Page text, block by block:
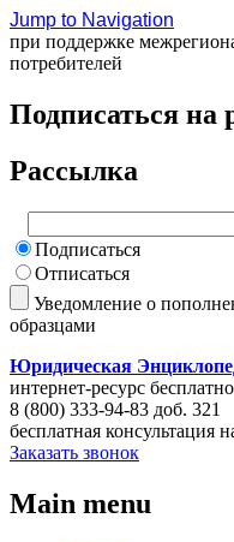
Jump to Navigation
при поддержке
потребителей
Подписаться на
Рассылка
Подписаться
Отписаться
Уведомление о
образцами
Юридическая
интернет-ресурс
8 (800) 333-94-83 доб. 321
бесплатная консультация
Заказать звонок
Main menu